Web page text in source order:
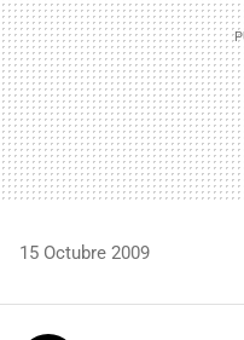
15 Octubre 2009